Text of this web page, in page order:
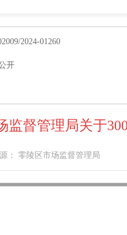
2024-01260
开
监督管理局关于
： 零陵区市场监督管理局